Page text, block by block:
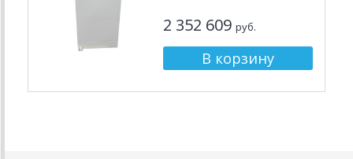
2 352 609 руб.